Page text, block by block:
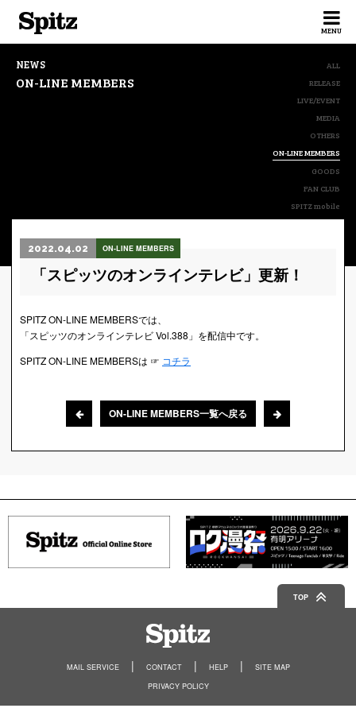
MENU
NEWS
ON-LINE MEMBERS
ALL
RELEASE
LIVE/EVENT
MEDIA
OTHERS
ON-LINE MEMBERS
GOODS
FAN CLUB
SPITZ mobile
2022.04.02 ON-LINE MEMBERS
「スピッツのオンラインテレビ」更新！
SPITZ ON-LINE MEMBERSでは、
「スピッツのオンラインテレビ Vol.388」を配信中です。
SPITZ ON-LINE MEMBERSは ☞ コチラ
ON-LINE MEMBERS一覧へ戻る
TOP
MAIL SERVICE CONTACT HELP
SITE MAP
PRIVACY POLICY